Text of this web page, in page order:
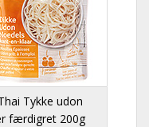
Tykke udon
færdigret 200g